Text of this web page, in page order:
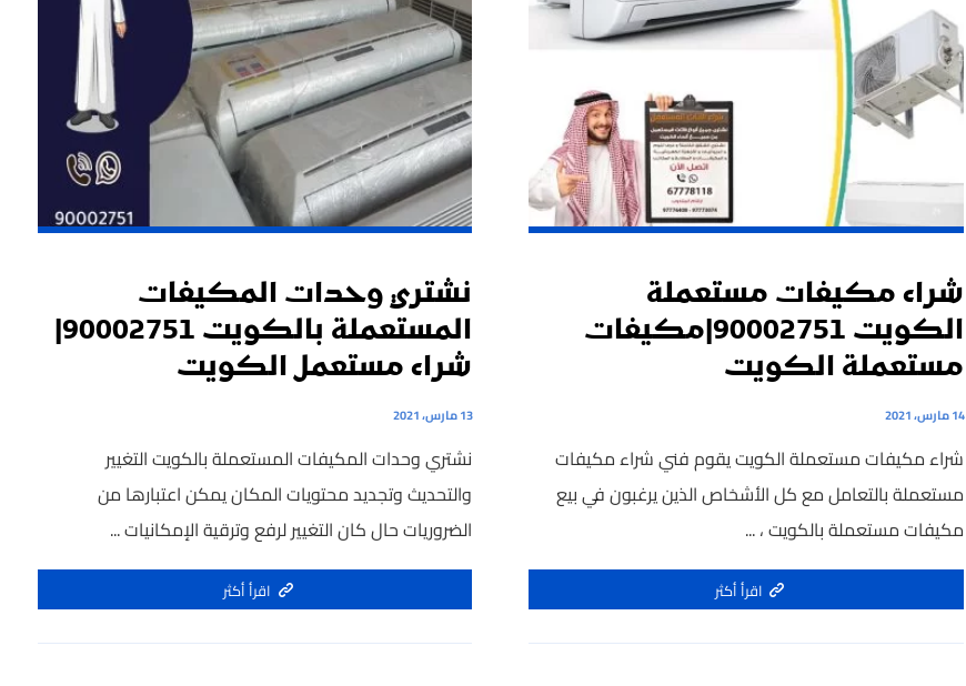
شراء مكيفات مستعملة
الكويت 90002751|مكيفات
مستعملة الكويت
14 مارس، 2021
شراء مكيفات مستعملة الكويت يقوم فني شراء مكيفات
مستعملة بالتعامل مع كل الأشخاص الذين يرغبون في بيع
مكيفات مستعملة بالكويت ، ...
اقرأ أكثر
نشتري وحدات المكيفات
المستعملة بالكويت 90002751|
شراء مستعمل الكويت
13 مارس، 2021
نشتري وحدات المكيفات المستعملة بالكويت التغيير
والتحديث وتجديد محتويات المكان يمكن اعتبارها من
الضروريات حال كان التغيير لرفع وترقية الإمكانيات ...
اقرأ أكثر